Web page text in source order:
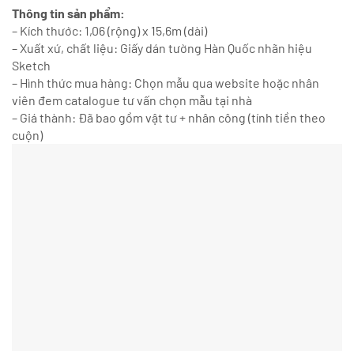
Thông tin sản phẩm:
– Kích thước: 1,06 (rộng) x 15,6m (dài)
– Xuất xứ, chất liệu: Giấy dán tường Hàn Quốc nhãn hiệu
Sketch
– Hình thức mua hàng: Chọn mẫu qua website hoặc nhân
viên đem catalogue tư vấn chọn mẫu tại nhà
– Giá thành: Đã bao gồm vật tư + nhân công (tính tiền theo
cuộn)